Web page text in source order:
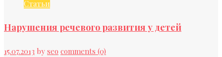
Статьи
Нарушения речевого развития у детей
15.07.2013 by seo comments (0)